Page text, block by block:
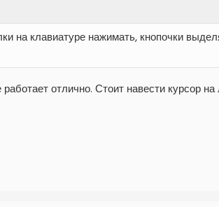
на клавиатуре нажимать, кнопочки
отлично. Стоит навести курсор